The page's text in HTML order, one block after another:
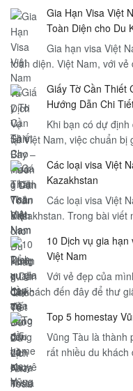
Gia Hạn Visa Việt
Toàn Diện cho Du
Gia hạn visa Việt
toàn diện. Việt Nam, với
Giấy Tờ Cần Thiết
Hướng Dẫn Chi
Khi bạn có dự
tại Việt Nam, việc chuẩn
Các loại visa Việt
Kazakhstan
Các loại visa Việt
Kazakhstan. Trong bài
10 Dịch vụ gia
Việt Nam
Với vẻ đẹp của
du khách đến đây để thư
Top 5 homestay
Vũng Tàu là thành
rất nhiều du